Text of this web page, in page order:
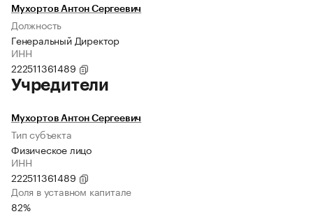
Мухортов Антон Сергеевич
Должность
Генеральный Директор
ИНН
222511361489
Учредители
Мухортов Антон Сергеевич
Тип субъекта
Физическое лицо
ИНН
222511361489
Доля в уставном капитале
82%